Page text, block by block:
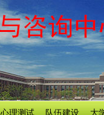
心理测试 队伍建设 大